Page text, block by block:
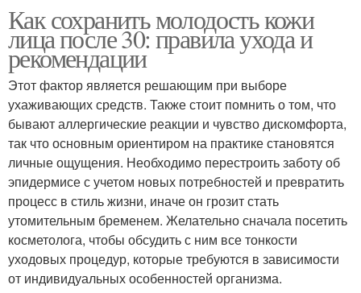
Как сохранить молодость кожи
лица после 30: правила ухода и
рекомендации
Этот фактор является решающим при выборе
ухаживающих средств. Также стоит помнить о том, что
бывают аллергические реакции и чувство дискомфорта,
так что основным ориентиром на практике становятся
личные ощущения. Необходимо перестроить заботу об
эпидермисе с учетом новых потребностей и превратить
процесс в стиль жизни, иначе он грозит стать
утомительным бременем. Желательно сначала посетить
косметолога, чтобы обсудить с ним все тонкости
уходовых процедур, которые требуются в зависимости
от индивидуальных особенностей организма.